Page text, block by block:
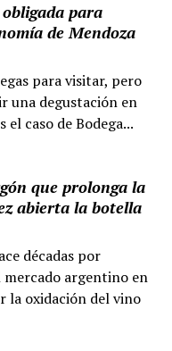
para
de Mendoza
para visitar, pero
una degustación en
el caso de Bodega...
que prolonga la
abierta la botella
décadas por
argentino en
oxidación del vino